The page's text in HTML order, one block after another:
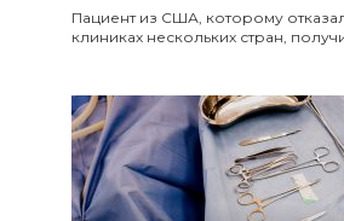
Пациент из США, которому
клиниках нескольких стран,